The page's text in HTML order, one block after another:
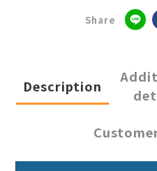
Share
Description